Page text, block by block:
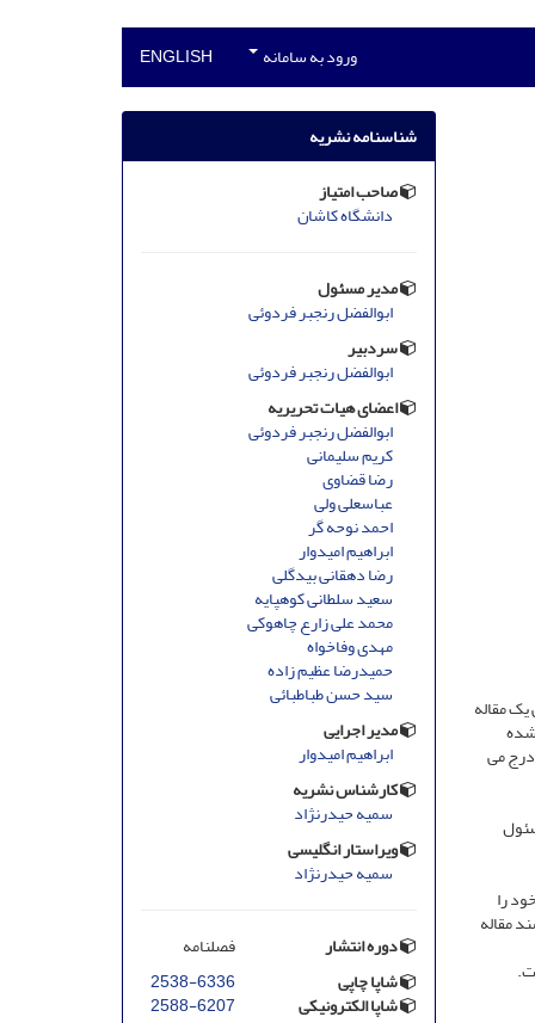
ورود به سامانه ENGLISH
مقاله
شده
درج می
را
مقاله
شناسنامه نشریه
صاحب امتیاز
دانشگاه کاشان
مدیر مسئول
ابوالفضل رنجبر فردوئی
سردبیر
ابوالفضل رنجبر فردوئی
اعضای هیات تحریریه
ابوالفضل رنجبر فردوئی
کریم سلیمانی
رضا قضاوی
عباسعلی ولی
احمد نوحه گر
ابراهیم امیدوار
رضا دهقانی بیدگلی
سعید سلطانی کوهپایه
محمد علی زارع چاهوکی
مهدی وفاخواه
حمیدرضا عظیم زاده
سید حسن طباطبائی
مدیر اجرایی
ابراهیم امیدوار
کارشناس نشریه
سمیه حیدرنژاد
ویراستار انگلیسی
سمیه حیدرنژاد
دوره انتشار
فصلنامه
شاپا چاپی
2538-6336
شاپا الکترونیکی 2588-6207